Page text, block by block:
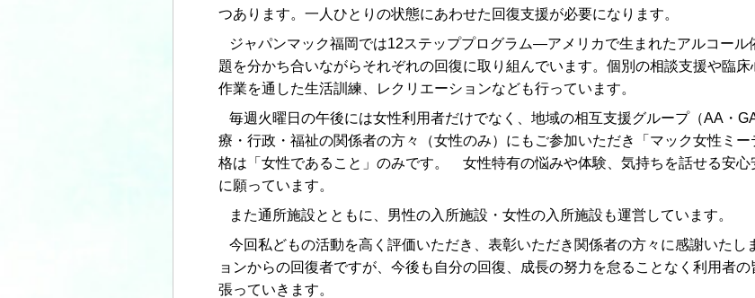
つあります。一人ひとりの状態にあわせた回復支援が必要になります。
ジャパンマック福岡では12ステッププログラム―アメリカで生まれたアルコー
題を分かち合いながらそれぞれの回復に取り組んでいます。個別の相談支援や臨
作業を通した生活訓練、レクリエーションなども行っています。
毎週火曜日の午後には女性利用者だけでなく、地域の相互支援グループ（AA・
療・行政・福祉の関係者の方々（女性のみ）にもご参加いただき「マック女性ミ
格は「女性であること」のみです。 女性特有の悩みや体験、気持ちを話せる安心
に願っています。
また通所施設とともに、男性の入所施設・女性の入所施設も運営しています。
今回私どもの活動を高く評価いただき、表彰いただき関係者の方々に感謝いたし
ョンからの回復者ですが、今後も自分の回復、成長の努力を怠ることなく利用者
張っていきます。